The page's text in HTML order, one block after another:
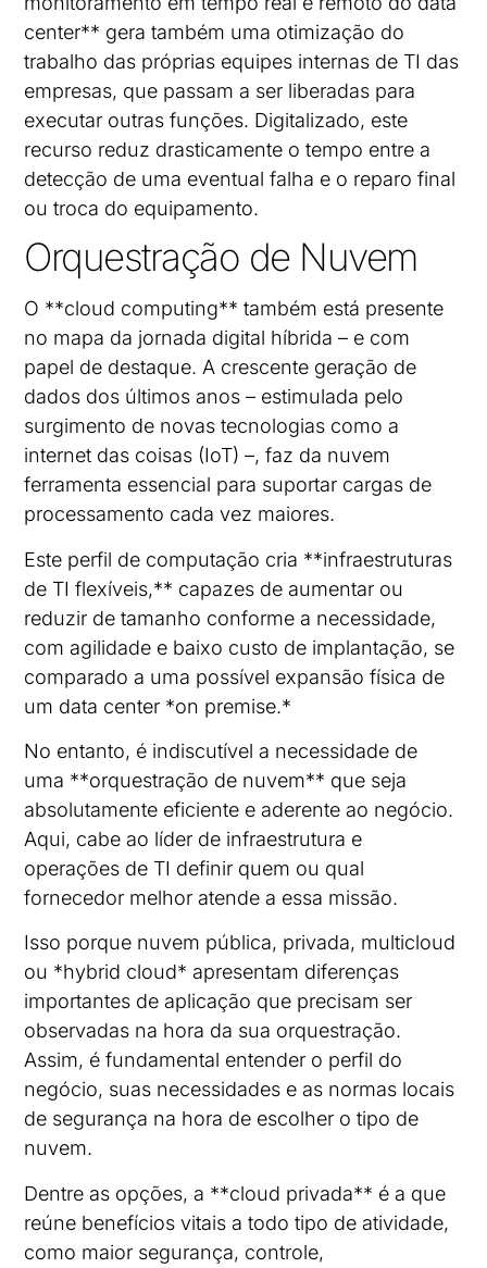
center** gera também uma otimização do
trabalho das próprias equipes internas de TI das
empresas, que passam a ser liberadas para
executar outras funções. Digitalizado, este
recurso reduz drasticamente o tempo entre a
detecção de uma eventual falha e o reparo final
ou troca do equipamento.
Orquestração de Nuvem
O **cloud computing** também está presente
no mapa da jornada digital híbrida – e com
papel de destaque. A crescente geração de
dados dos últimos anos – estimulada pelo
surgimento de novas tecnologias como a
internet das coisas (IoT) –, faz da nuvem
ferramenta essencial para suportar cargas de
processamento cada vez maiores.
Este perfil de computação cria **infraestruturas
de TI flexíveis,** capazes de aumentar ou
reduzir de tamanho conforme a necessidade,
com agilidade e baixo custo de implantação, se
comparado a uma possível expansão física de
um data center *on premise.*
No entanto, é indiscutível a necessidade de
uma **orquestração de nuvem** que seja
absolutamente eficiente e aderente ao negócio.
Aqui, cabe ao líder de infraestrutura e
operações de TI definir quem ou qual
fornecedor melhor atende a essa missão.
Isso porque nuvem pública, privada, multicloud
ou *hybrid cloud* apresentam diferenças
importantes de aplicação que precisam ser
observadas na hora da sua orquestração.
Assim, é fundamental entender o perfil do
negócio, suas necessidades e as normas locais
de segurança na hora de escolher o tipo de
nuvem.
Dentre as opções, a **cloud privada** é a que
reúne benefícios vitais a todo tipo de atividade,
como maior segurança, controle,